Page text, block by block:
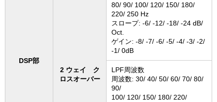
DSP部
2 ウェイ ク
ロスオーバー
80/ 90/ 100/ 120/ 150/ 180/
220/ 250 Hz
スロープ: -6/ -12/ -18/ -24 dB/
Oct.
ゲイン: -8/ -7/ -6/ -5/ -4/ -3/ -2/
-1/ 0dB
LPF周波数
周波数: 30/ 40/ 50/ 60/ 70/ 80/
90/
100/ 120/ 150/ 180/ 220/